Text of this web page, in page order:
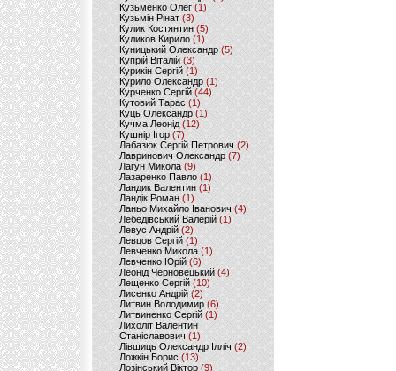
Кузьменко Олег (1)
Кузьмін Рінат(3)
Кулик Костянтин(5)
Куликов Кирило (1)
Куницький Олександр (5)
Купрій Віталій (3)
Курикін Сергій(1)
Курило Олександр (1)
Курченко Сергій (44)
Кутовий Тарас (1)
Куць Олександр (1)
Кучма Леонід (12)
Кушнір Ігор(7)
Лабазюк Сергій Петрович (2)
Лавринович Олександр(7)
Лагун Микола(9)
Лазаренко Павло (1)
Ландик Валентин (1)
Ландік Роман (1)
Ланьо Михайло Іванович(4)
Лебедівський Валерій(1)
Левус Андрій(2)
Левцов Сергій (1)
Левченко Микола (1)
Левченко Юрій (6)
Леонід Черновецький (4)
Лещенко Сергій (10)
Лисенко Андрій (2)
Литвин Володимир (6)
Литвиненко Сергій (1)
Лихоліт Валентин
Станіславович (1)
Лівшиць Олександр Ілліч (2)
Ложкін Борис(13)
Лозінський Віктор(9)